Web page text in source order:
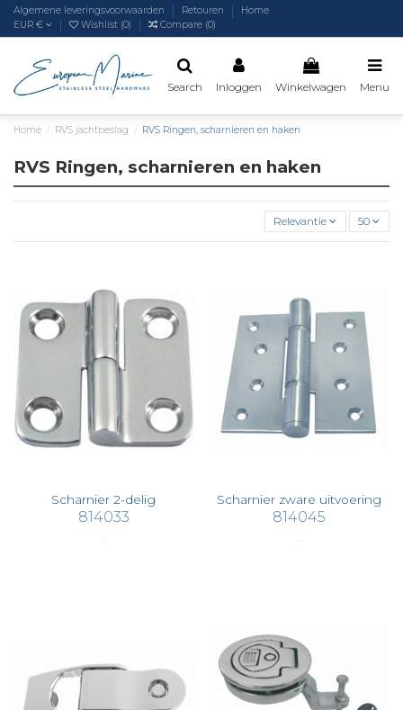
Algemene leveringsvoorwaarden Retouren
Home
EUR €
Wishlist (0) Compare (0)
Search Inloggen Winkelwagen Menu
Home RVS jachtbeslag RVS Ringen, scharnieren en haken
RVS Ringen, scharnieren en haken
Relevantie 50
Scharnier 2-delig
814033
Scharnier zware uitvoering
814045